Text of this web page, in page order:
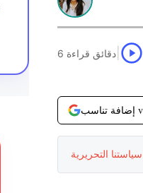
6 دقائق قراءة
سياستنا التحريرية